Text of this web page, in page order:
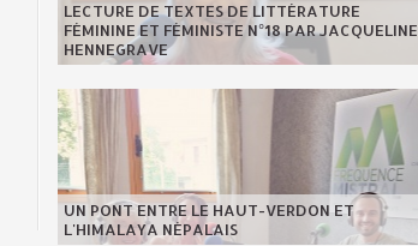
LECTURE DE TEXTES DE LITTÉRATURE
FÉMININE ET FÉMINISTE N°18 PAR JACQUELINE
HENNEGRAVE
UN PONT ENTRE LE HAUT-VERDON ET
L'HIMALAYA NÉPALAIS